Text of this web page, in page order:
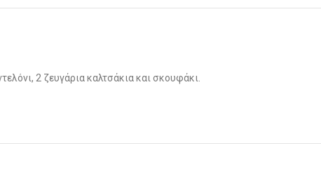
2 ζευγάρια καλτσάκια και σκουφάκι.